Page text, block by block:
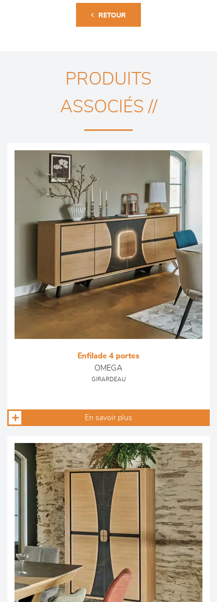
RETOUR
PRODUITS
ASSOCIÉS //
Enfilade 4 portes
OMEGA
GIRARDEAU
En savoir plus